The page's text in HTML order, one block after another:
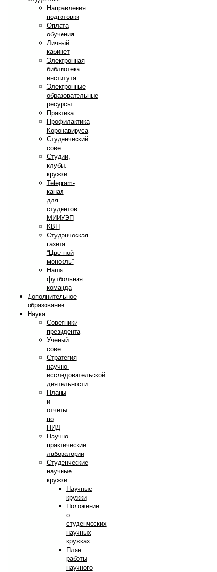
Направления
подготовки
Оплата
обучения
Личный
кабинет
Электронная
библиотека
института
Электронные
образовательные
ресурсы
Практика
Профилактика
Коронавируса
Студенческий
совет
Студии,
клубы,
кружки
Telegram-
канал
для
студентов
МИИУЭП
КВН
Студенческая
газета
“Цветной
монокль”
Наша
футбольная
команда
Дополнительное
образование
Наука
Советники
президента
Ученый
совет
Стратегия
научно-
исследовательской
деятельности
Планы
и
отчеты
по
НИД
Научно-
практические
лаборатории
Студенческие
научные
кружки
Научные
кружки
Положение
о
студенческих
научных
кружках
План
работы
научного